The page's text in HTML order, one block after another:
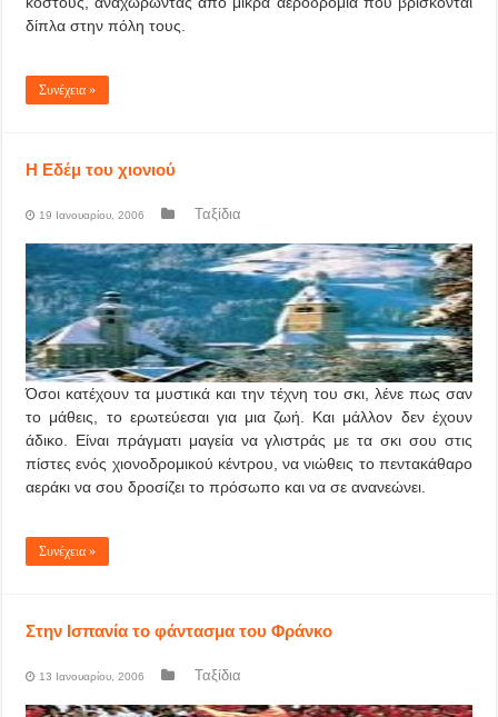
δίπλα στην πόλη τους.
Συνέχεια »
Η Εδέμ του χιονιού
19 Ιανουαρίου, 2006 Ταξίδια
Όσοι κατέχουν τα μυστικά και την τέχνη του σκι, λένε πως σαν
το μάθεις, το ερωτεύεσαι για μια ζωή. Kαι μάλλον δεν έχουν
άδικο. Eίναι πράγματι μαγεία να γλιστράς με τα σκι σου στις
πίστες ενός χιονοδρομικού κέντρου, να νιώθεις το πεντακάθαρο
αεράκι να σου δροσίζει το πρόσωπο και να σε ανανεώνει.
Συνέχεια »
Στην Ισπανία το φάντασμα του Φράνκο
13 Ιανουαρίου, 2006 Ταξίδια